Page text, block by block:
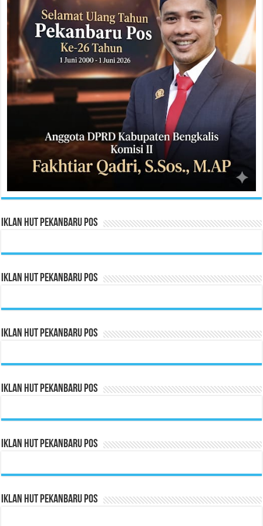
Iklan HUT Pekanbaru Pos
Iklan HUT Pekanbaru Pos
Iklan HUT Pekanbaru Pos
Iklan HUT Pekanbaru Pos
Iklan HUT Pekanbaru Pos
Iklan HUT Pekanbaru Pos